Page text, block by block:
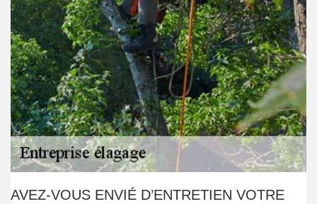
AVEZ-VOUS ENVIÉ D’ENTRETIEN VOTRE